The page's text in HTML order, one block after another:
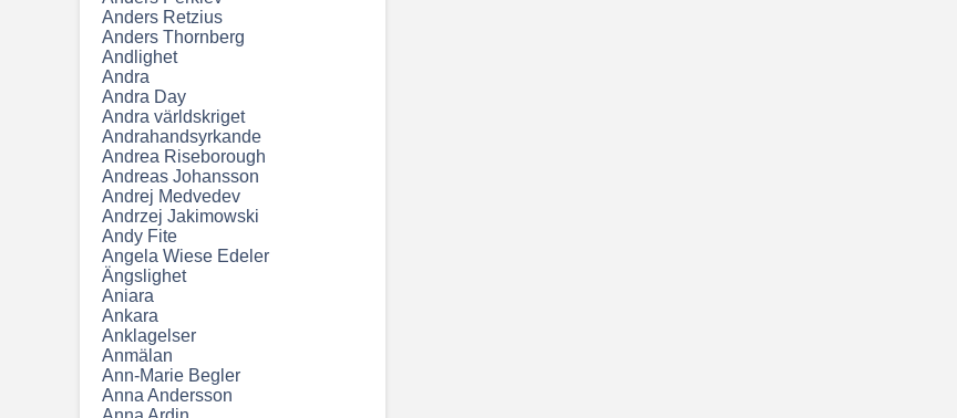
Anders Retzius
Anders Thornberg
Andlighet
Andra
Andra Day
Andra världskriget
Andrahandsyrkande
Andrea Riseborough
Andreas Johansson
Andrej Medvedev
Andrzej Jakimowski
Andy Fite
Angela Wiese Edeler
Ängslighet
Aniara
Ankara
Anklagelser
Anmälan
Ann-Marie Begler
Anna Andersson